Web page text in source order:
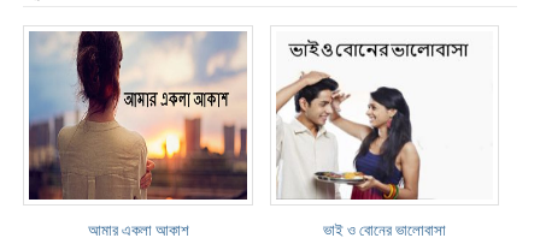
আমার একলা আকাশ ভাই ও বোনের ভালোবাসা